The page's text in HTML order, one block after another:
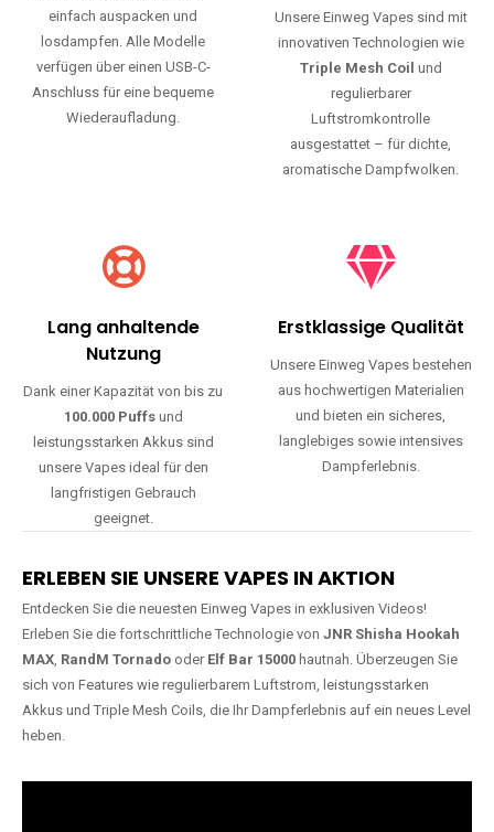
einfach auspacken und
losdampfen. Alle Modelle
verfügen über einen USB-C-
Anschluss für eine bequeme
Wiederaufladung.
Unsere Einweg Vapes sind mit
innovativen Technologien wie
Triple Mesh Coil und
regulierbarer
Luftstromkontrolle
ausgestattet – für dichte,
aromatische Dampfwolken.
Lang anhaltende
Nutzung
Dank einer Kapazität von bis zu
100.000 Puffsund
leistungsstarken Akkus sind
unsere Vapes ideal für den
langfristigen Gebrauch
geeignet.
Erstklassige Qualität
Unsere Einweg Vapes bestehen
aus hochwertigen Materialien
und bieten ein sicheres,
langlebiges sowie intensives
Dampferlebnis.
ERLEBEN SIE UNSERE VAPES IN AKTION
Entdecken Sie die neuesten Einweg Vapes in exklusiven Videos!
Erleben Sie die fortschrittliche Technologie von JNR Shisha Hookah
MAX, RandM Tornado oder Elf Bar 15000 hautnah. Überzeugen Sie
sich von Features wie regulierbarem Luftstrom, leistungsstarken
Akkus und Triple Mesh Coils, die Ihr Dampferlebnis auf ein neues Level
heben.